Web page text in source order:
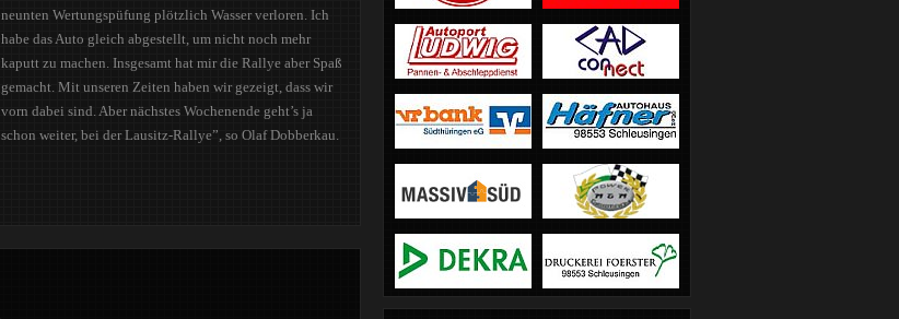
neunten Wertungspüfung plötzlich Wasser verloren. Ich
habe das Auto gleich abgestellt, um nicht noch mehr
kaputt zu machen. Insgesamt hat mir die Rallye aber Spaß
gemacht. Mit unseren Zeiten haben wir gezeigt, dass wir
vorn dabei sind. Aber nächstes Wochenende geht’s ja
schon weiter, bei der Lausitz-Rallye”, so Olaf Dobberkau.